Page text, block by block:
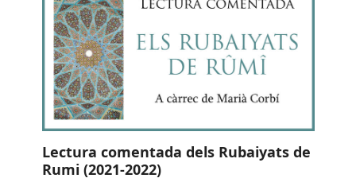
Lectura comentada dels Rubaiyats de
Rumi (2021-2022)